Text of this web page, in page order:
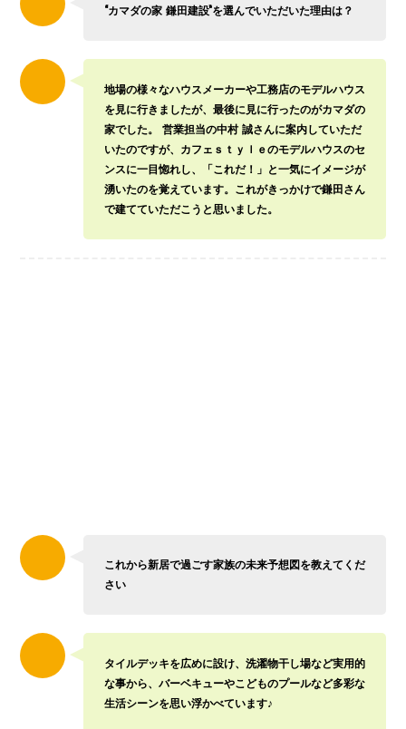
“カマダの家 鎌田建設”を選んでいただいた理由は？
地場の様々なハウスメーカーや工務店のモデルハウス
を見に行きましたが、最後に見に行ったのがカマダの
家でした。 営業担当の中村 誠さんに案内していただ
いたのですが、カフェｓｔｙｌｅのモデルハウスのセ
ンスに一目惚れし、「これだ！」と一気にイメージが
湧いたのを覚えています。これがきっかけで鎌田さん
で建てていただこうと思いました。
これから新居で過ごす家族の未来予想図を教えてくだ
さい
タイルデッキを広めに設け、洗濯物干し場など実用的
な事から、バーベキューやこどものプールなど多彩な
生活シーンを思い浮かべています♪